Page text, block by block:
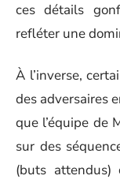
ces détails
refléter une
À l’inverse,
des adversaires
que l’équipe de
sur des
(buts attendus)